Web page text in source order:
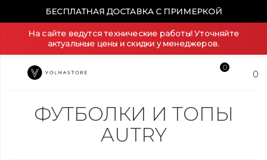
БЕСПЛАТНАЯ ДОСТАВКА С ПРИМЕРКОЙ
На сайте ведутся технические работы! Уточняйте
актуальные цены и скидки у менеджеров.
0
0
ФУТБОЛКИ И ТОПЫ
AUTRY